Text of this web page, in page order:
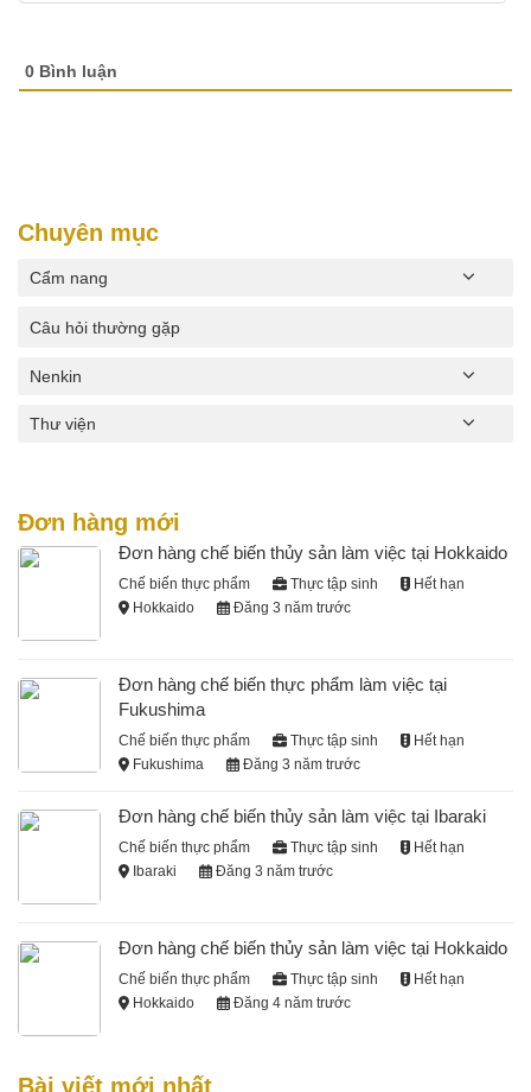
Chuyên mục
Cẩm nang
Câu hỏi thường gặp
Nenkin
Thư viện
0 Bình luận
Đơn hàng mới
Đơn hàng chế biến thủy sản làm việc tại Hokkaido
Chế biến thực phẩm Thực tập sinh
Hết hạn
Hokkaido
Đăng 3 năm trước
Đơn hàng chế biến thực phẩm làm việc tại
Fukushima
Chế biến thực phẩm Thực tập sinh
Hết hạn
Fukushima
Đăng 3 năm trước
Đơn hàng chế biến thủy sản làm việc tại Ibaraki
Chế biến thực phẩm Thực tập sinh
Hết hạn
Ibaraki
Đăng 3 năm trước
Đơn hàng chế biến thủy sản làm việc tại Hokkaido
Chế biến thực phẩm Thực tập sinh
Hết hạn
Hokkaido
Đăng 4 năm trước
Bài viết mới nhất